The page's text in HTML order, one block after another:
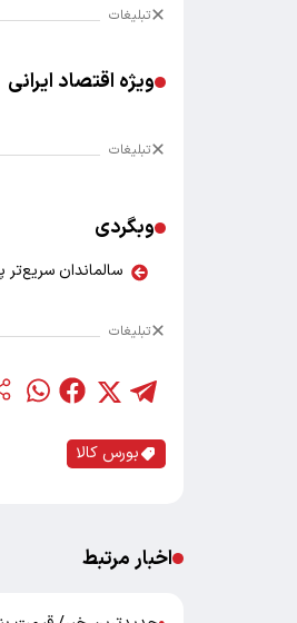
تبلیغات
ویژه اقتصاد ایرانی
تبلیغات
وبگردی
سالماندان سریع‌تر
تبلیغات
بورس کالا
اخبار مرتبط